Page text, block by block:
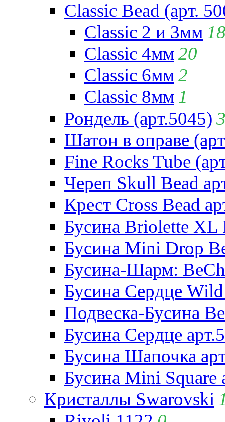
Classic Bead (арт.
Classic 2 и 3мм
Classic 4мм20
Classic 6мм2
Classic 8мм 1
Рондель (арт.5045)
Шатон в оправе
Fine Rocks Tube
Череп Skull Bead
Крест Cross Bead
Бусина Briolette XL
Бусина Mini Drop
Бусина-Шарм:
Бусина Сердце
Подвеска-Бусина
Бусина Сердце
Бусина Шапочка
Бусина Mini Square
Кристаллы Swarovski